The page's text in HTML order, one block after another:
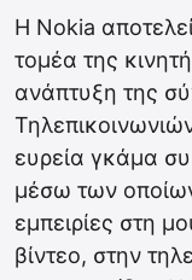
Η Nokia
τομέα της
ανάπτυξη της
ευρεία γκάμα
μέσω των
εμπειρίες στη
βίντεο, στην